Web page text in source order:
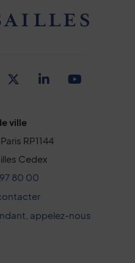
Twitter
Linkedin
ville
RP1144
Cedex
80 00
appelez-nous